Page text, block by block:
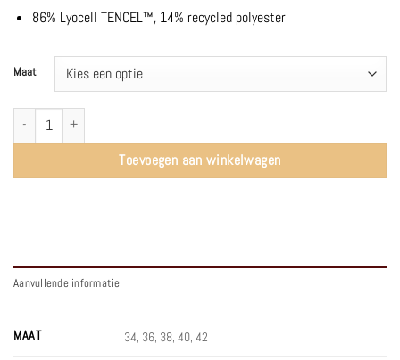
86% Lyocell TENCEL™, 14% recycled polyester
Maat
SLFIris Tie Top | Angora - Selected Femme aantal
Toevoegen aan winkelwagen
Aanvullende informatie
MAAT 34, 36, 38, 40, 42